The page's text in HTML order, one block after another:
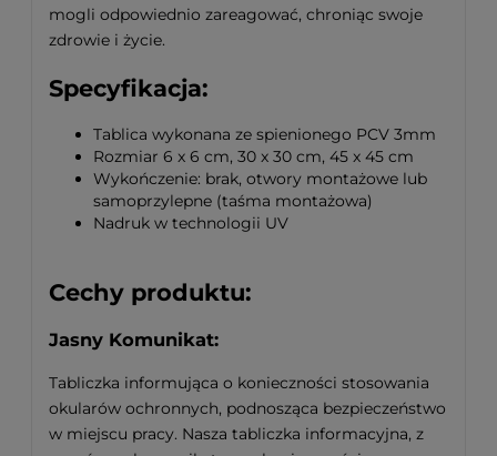
mogli odpowiednio zareagować, chroniąc swoje
zdrowie i życie.
Specyfikacja:
Tablica wykonana ze spienionego PCV 3mm
Rozmiar 6 x 6 cm, 30 x 30 cm, 45 x 45 cm
Wykończenie: brak, otwory montażowe lub
samoprzylepne (taśma montażowa)
Nadruk w technologii UV
Cechy produktu:
Jasny Komunikat:
Tabliczka informująca o konieczności stosowania
okularów ochronnych, podnosząca bezpieczeństwo
w miejscu pracy. Nasza tabliczka informacyjna, z